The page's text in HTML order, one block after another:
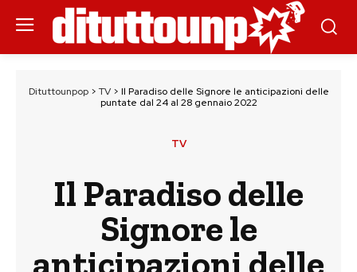
Dituttounpop> TV> Il Paradiso delle Signore le anticipazioni delle
puntate dal 24 al 28 gennaio 2022
TV
Il Paradiso delle
Signore le